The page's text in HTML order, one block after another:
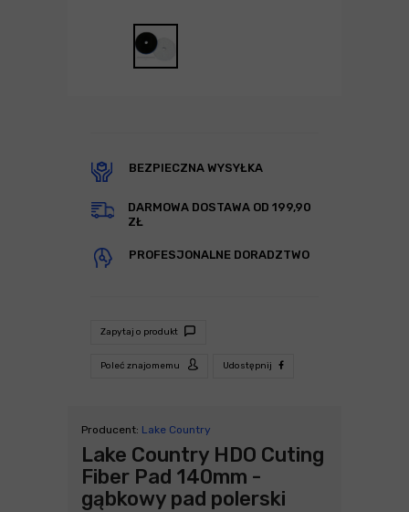
BEZPIECZNA WYSYŁKA
DARMOWA DOSTAWA OD 199,90
ZŁ
PROFESJONALNE DORADZTWO
Zapytaj o produkt
Poleć znajomemu Udostępnij
Producent: Lake Country
Lake Country HDO Cuting
Fiber Pad 140mm -
gąbkowy pad polerski